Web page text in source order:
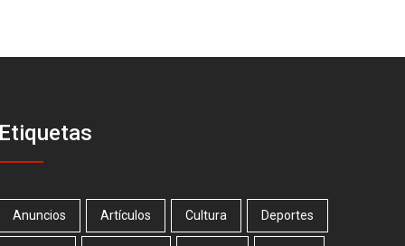
Etiquetas
Anuncios Artículos Cultura Deportes